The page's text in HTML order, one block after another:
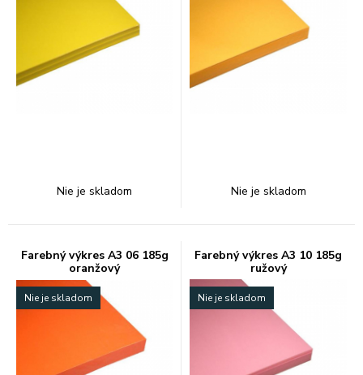
Nie je skladom Nie je skladom
Farebný výkres A3 06 185g
oranžový
Nie je skladom
Farebný výkres A3 10 185g
ružový
Nie je skladom